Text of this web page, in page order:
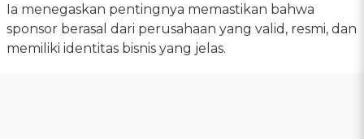
Ia menegaskan pentingnya memastikan bahwa
sponsor berasal dari perusahaan yang valid, resmi, dan
memiliki identitas bisnis yang jelas.